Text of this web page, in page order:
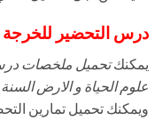
درس التحضير للخرجة
يمكنكتحميل ملخصات درس
علوم الحياة و الارض
ويمكنك تحميل تمارين